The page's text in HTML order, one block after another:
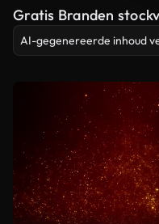
Gratis Branden
AI-gegenereerde inhoud